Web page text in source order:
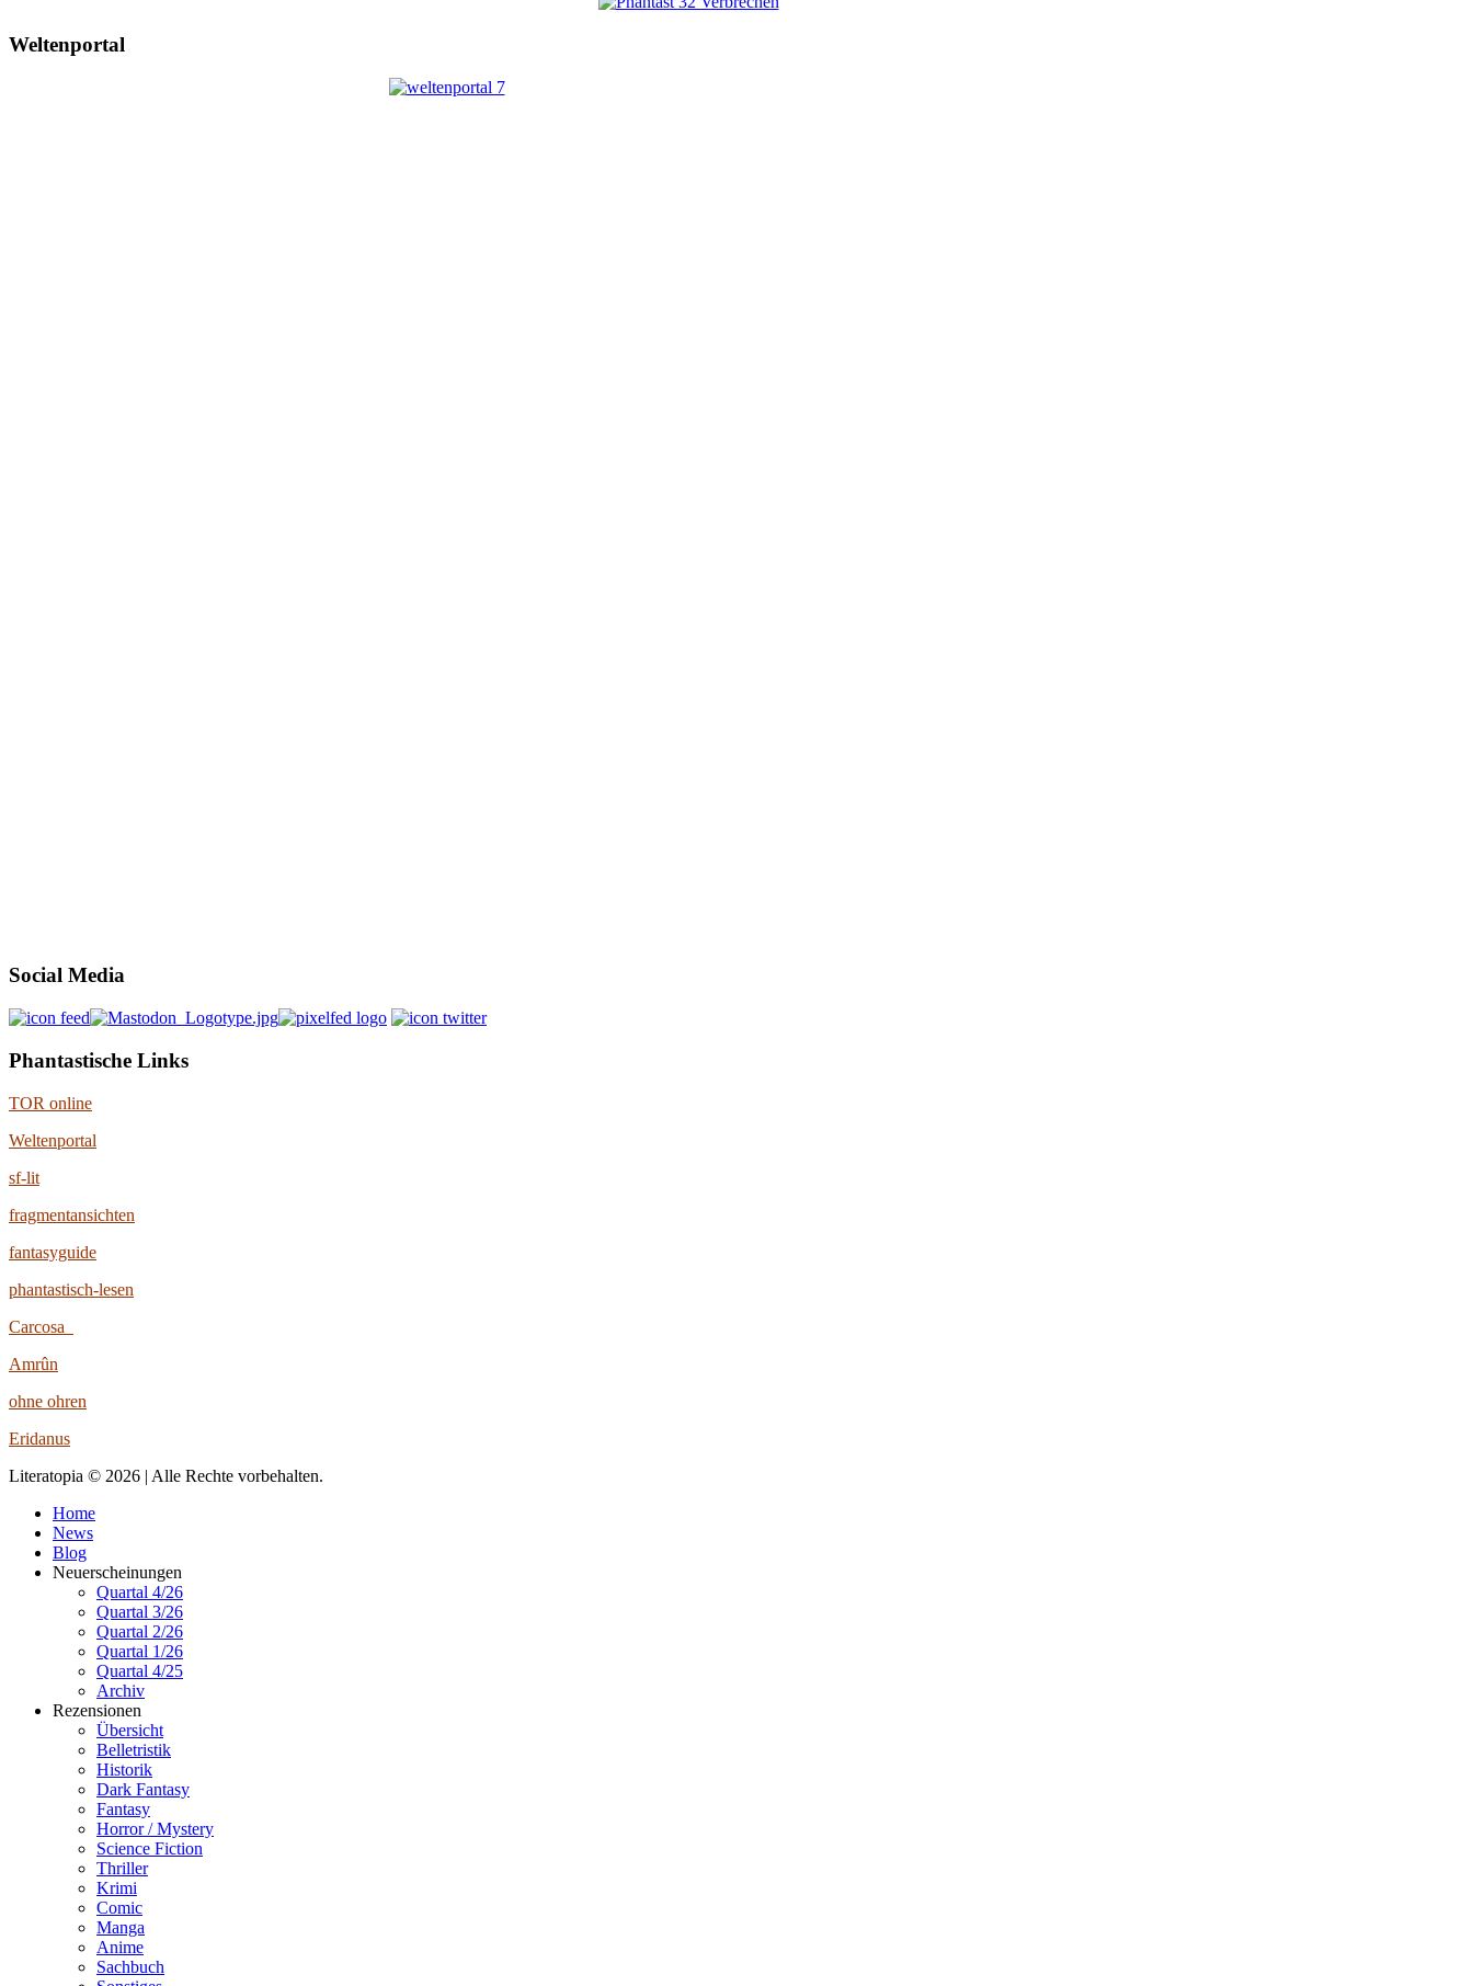
Weltenportal
Social Media
Phantastische Links
TOR online
Weltenportal
sf-lit
fragmentansichten
fantasyguide
phantastisch-lesen
Carcosa
Amrûn
ohne ohren
Eridanus
Literatopia © 2026 | Alle Rechte vorbehalten.
Home
News
Blog
Neuerscheinungen
Quartal 4/26
Quartal 3/26
Quartal 2/26
Quartal 1/26
Quartal 4/25
Archiv
Rezensionen
Übersicht
Belletristik
Historik
Dark Fantasy
Fantasy
Horror / Mystery
Science Fiction
Thriller
Krimi
Comic
Manga
Anime
Sachbuch